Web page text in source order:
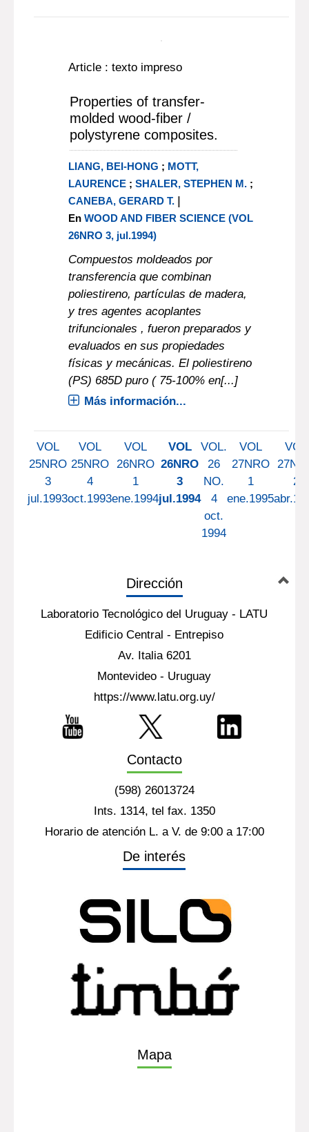
usaba el método[...]
Más información...
Article : texto impreso
molded wood-fiber /
polystyrene composites.
LIANG, BEI-HONG;MOTT,
LAURENCE;SHALER, STEPHEN M.;
CANEBA, GERARD T. |
EnWOOD AND FIBER SCIENCE (VOL
26NRO 3, jul.1994)
Compuestos moldeados por
poliestireno, partículas de madera,
y tres agentes acoplantes
trifuncionales , fueron preparados y
evaluados en sus propiedades
físicas y mecánicas. El poliestireno
(PS) 685D puro ( 75-100% en[...]
25NRO 25NRO
4
VOL
26NRO
1
VOL
26NRO
3
26
NO.
1994
27NRO
Dirección
Laboratorio Tecnológico del Uruguay - LATU
Edificio Central - Entrepiso
Av. Italia 6201
Montevideo - Uruguay
Contacto
(598) 26013724
Horario de atención L. a V. de 9:00 a 17:00
De interés